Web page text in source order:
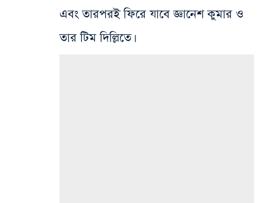
এবং তারপর‌ই ফিরে যাবে জ্ঞানেশ কুমার ও
তার টিম দিল্লিতে।